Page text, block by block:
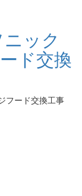
ック
ド交換
フード交換工事